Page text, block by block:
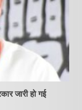
जारी हो गई